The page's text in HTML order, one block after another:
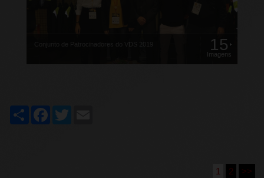
15
Imagens
Share Facebook
1 2 >>